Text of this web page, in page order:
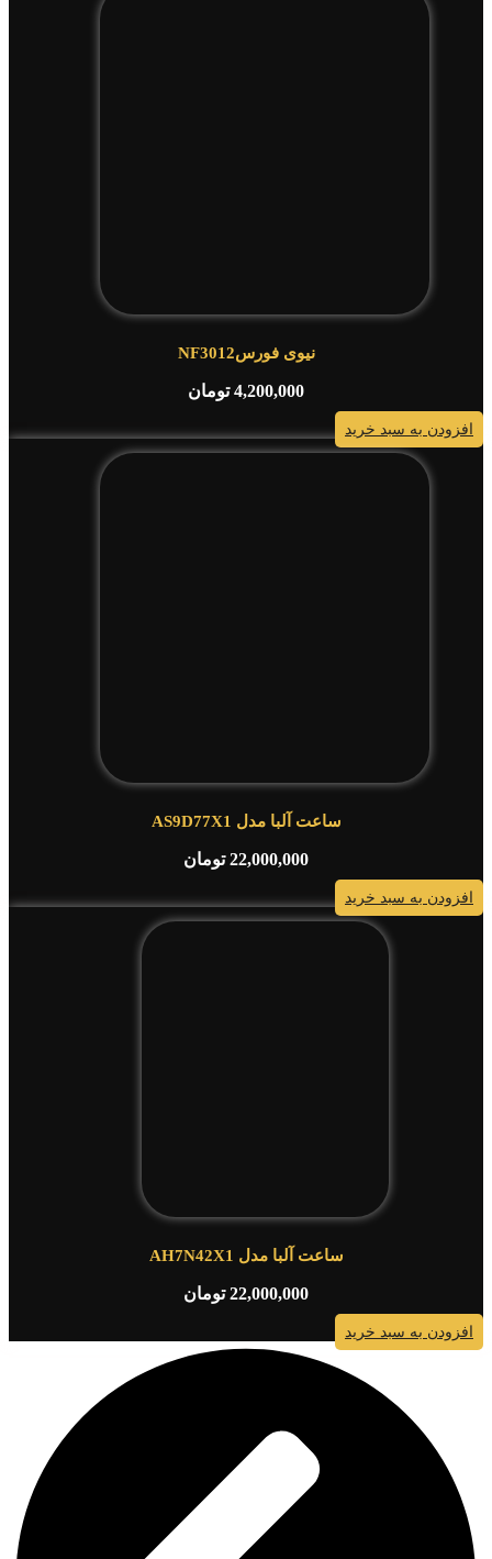
نیوی فورسNF3012
4,200,000 تومان
افزودن به سبد خرید
ساعت آلبا مدل AS9D77X1
22,000,000 تومان
افزودن به سبد خرید
ساعت آلبا مدل AH7N42X1
22,000,000 تومان
افزودن به سبد خرید